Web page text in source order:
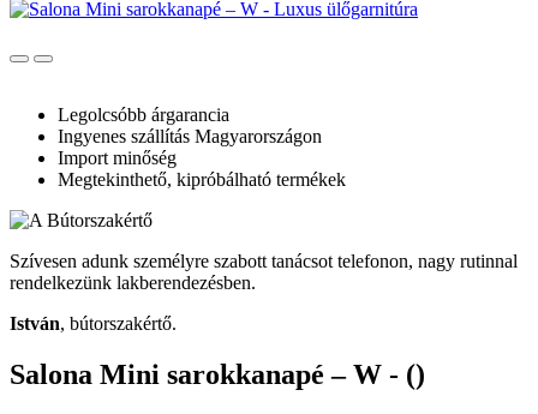
Legolcsóbb árgarancia
Ingyenes szállítás Magyarországon
Import minőség
Megtekinthető, kipróbálható termékek
Szívesen adunk személyre szabott tanácsot telefonon, nagy rutinnal
rendelkezünk lakberendezésben.
István, bútorszakértő.
Salona Mini sarokkanapé – W - ()